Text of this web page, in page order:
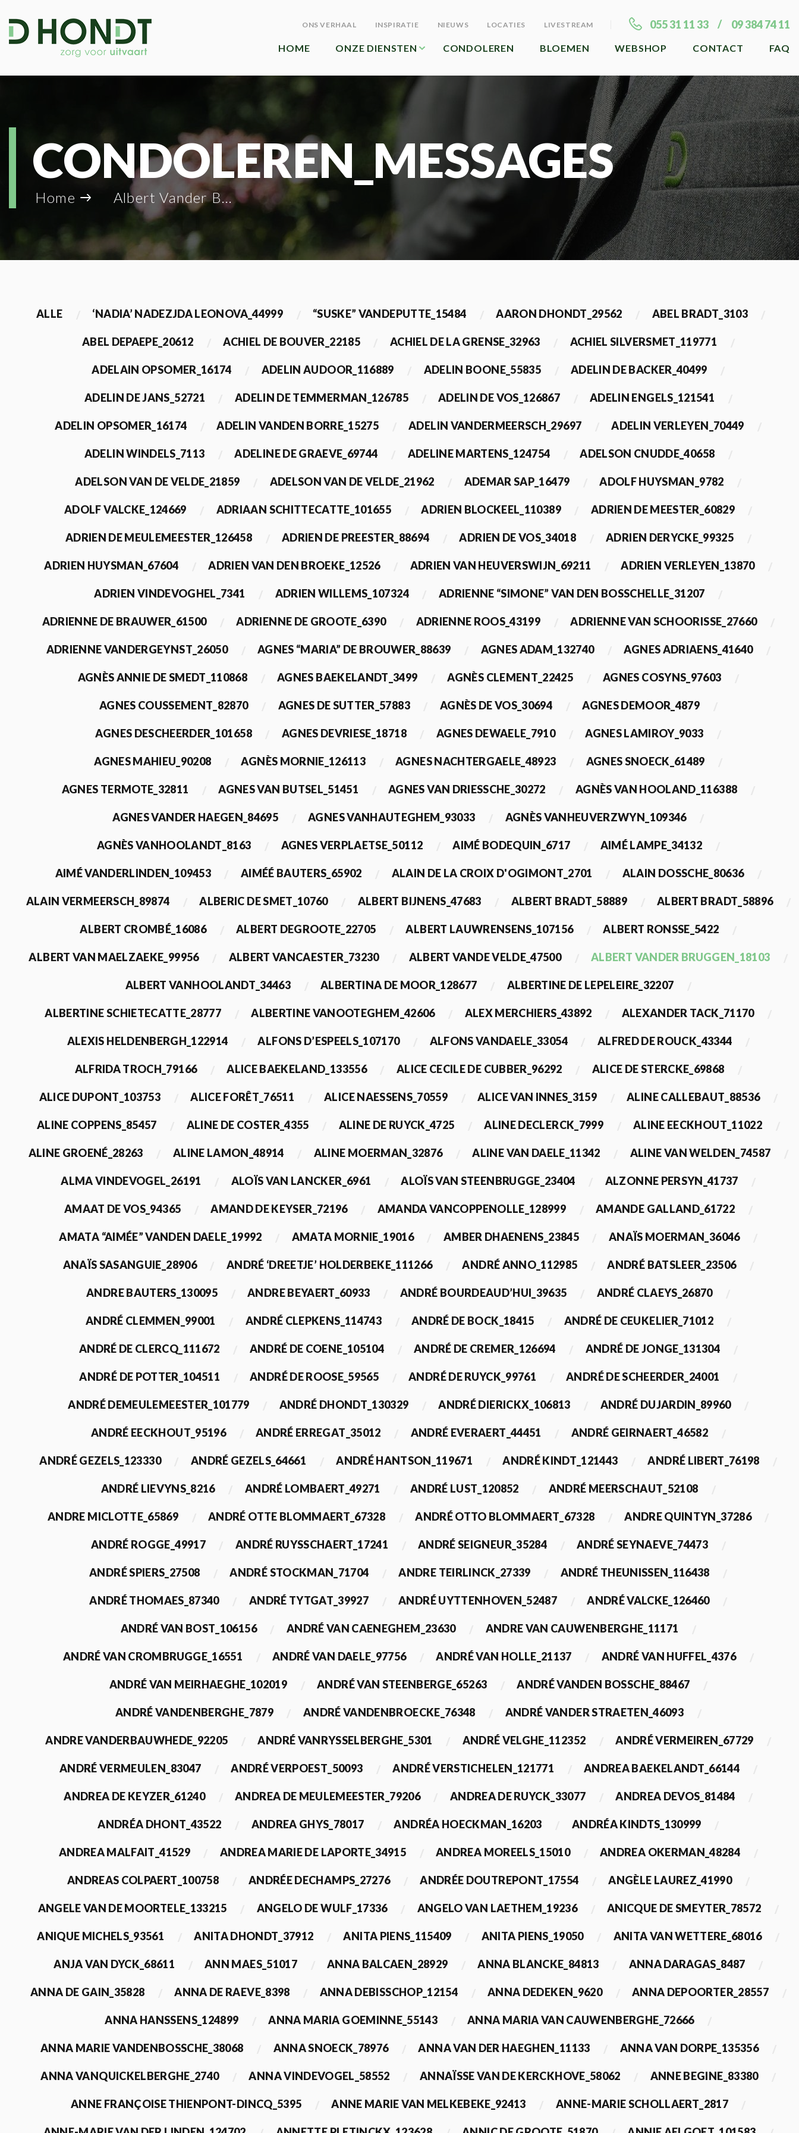
ONS VERHAAL INSPIRATIE NIEUWS LOCATIES LIVESTREAM 055 31 11 33 09 384 74 11
HOME ONZE DIENSTEN CONDOLEREN BLOEMEN WEBSHOP CONTACT FAQ
CONDOLEREN_MESSAGES
Home Albert Vander Bruggen_18103
ALLE ‘NADIA’ NADEZJDA LEONOVA_44999 “SUSKE” VANDEPUTTE_15484 AARON DHONDT_29562 ABEL BRADT_3103
ABEL DEPAEPE_20612 ACHIEL DE BOUVER_22185 ACHIEL DE LA GRENSE_32963 ACHIEL SILVERSMET_119771
ADELAIN OPSOMER_16174 ADELIN AUDOOR_116889 ADELIN BOONE_55835 ADELIN DE BACKER_40499
ADELIN DE JANS_52721 ADELIN DE TEMMERMAN_126785 ADELIN DE VOS_126867 ADELIN ENGELS_121541
ADELIN OPSOMER_16174 ADELIN VANDEN BORRE_15275 ADELIN VANDERMEERSCH_29697 ADELIN VERLEYEN_70449
ADELIN WINDELS_7113 ADELINE DE GRAEVE_69744 ADELINE MARTENS_124754 ADELSON CNUDDE_40658
ADELSON VAN DE VELDE_21859 ADELSON VAN DE VELDE_21962 ADEMAR SAP_16479 ADOLF HUYSMAN_9782
ADOLF VALCKE_124669 ADRIAAN SCHITTECATTE_101655 ADRIEN BLOCKEEL_110389 ADRIEN DE MEESTER_60829
ADRIEN DE MEULEMEESTER_126458 ADRIEN DE PREESTER_88694 ADRIEN DE VOS_34018 ADRIEN DERYCKE_99325
ADRIEN HUYSMAN_67604 ADRIEN VAN DEN BROEKE_12526 ADRIEN VAN HEUVERSWIJN_69211 ADRIEN VERLEYEN_13870
ADRIEN VINDEVOGHEL_7341 ADRIEN WILLEMS_107324 ADRIENNE “SIMONE” VAN DEN BOSSCHELLE_31207
ADRIENNE DE BRAUWER_61500 ADRIENNE DE GROOTE_6390 ADRIENNE ROOS_43199 ADRIENNE VAN SCHOORISSE_27660
ADRIENNE VANDERGEYNST_26050 AGNES “MARIA” DE BROUWER_88639 AGNES ADAM_132740 AGNES ADRIAENS_41640
AGNÈS ANNIE DE SMEDT_110868 AGNES BAEKELANDT_3499 AGNÈS CLEMENT_22425 AGNES COSYNS_97603
AGNES COUSSEMENT_82870 AGNES DE SUTTER_57883 AGNÈS DE VOS_30694 AGNES DEMOOR_4879
AGNES DESCHEERDER_101658 AGNES DEVRIESE_18718 AGNES DEWAELE_7910 AGNES LAMIROY_9033
AGNES MAHIEU_90208 AGNÈS MORNIE_126113 AGNES NACHTERGAELE_48923 AGNES SNOECK_61489
AGNES TERMOTE_32811 AGNES VAN BUTSEL_51451 AGNES VAN DRIESSCHE_30272 AGNÈS VAN HOOLAND_116388
AGNES VANDER HAEGEN_84695 AGNES VANHAUTEGHEM_93033 AGNÈS VANHEUVERZWYN_109346
AGNÈS VANHOOLANDT_8163 AGNES VERPLAETSE_50112 AIMÉ BODEQUIN_6717 AIMÉ LAMPE_34132
AIMÉ VANDERLINDEN_109453 AIMÉÉ BAUTERS_65902 ALAIN DE LA CROIX D'OGIMONT_2701 ALAIN DOSSCHE_80636
ALAIN VERMEERSCH_89874 ALBERIC DE SMET_10760 ALBERT BIJNENS_47683 ALBERT BRADT_58889 ALBERT BRADT_58896
ALBERT CROMBÉ_16086 ALBERT DEGROOTE_22705 ALBERT LAUWRENSENS_107156 ALBERT RONSSE_5422
ALBERT VAN MAELZAEKE_99956 ALBERT VANCAESTER_73230 ALBERT VANDE VELDE_47500 ALBERT VANDER BRUGGEN_18103
ALBERT VANHOOLANDT_34463 ALBERTINA DE MOOR_128677 ALBERTINE DE LEPELEIRE_32207
ALBERTINE SCHIETECATTE_28777 ALBERTINE VANOOTEGHEM_42606 ALEX MERCHIERS_43892 ALEXANDER TACK_71170
ALEXIS HELDENBERGH_122914 ALFONS D’ESPEELS_107170 ALFONS VANDAELE_33054 ALFRED DE ROUCK_43344
ALFRIDA TROCH_79166 ALICE BAEKELAND_133556 ALICE CECILE DE CUBBER_96292 ALICE DE STERCKE_69868
ALICE DUPONT_103753 ALICE FORÊT_76511 ALICE NAESSENS_70559 ALICE VAN INNES_3159 ALINE CALLEBAUT_88536
ALINE COPPENS_85457 ALINE DE COSTER_4355 ALINE DE RUYCK_4725 ALINE DECLERCK_7999 ALINE EECKHOUT_11022
ALINE GROENÉ_28263 ALINE LAMON_48914 ALINE MOERMAN_32876 ALINE VAN DAELE_11342 ALINE VAN WELDEN_74587
ALMA VINDEVOGEL_26191 ALOÏS VAN LANCKER_6961 ALOÏS VAN STEENBRUGGE_23404 ALZONNE PERSYN_41737
AMAAT DE VOS_94365 AMAND DE KEYSER_72196 AMANDA VANCOPPENOLLE_128999 AMANDE GALLAND_61722
AMATA “AIMÉE” VANDEN DAELE_19992 AMATA MORNIE_19016 AMBER DHAENENS_23845 ANAÏS MOERMAN_36046
ANAÏS SASANGUIE_28906 ANDRÉ ‘DREETJE’ HOLDERBEKE_111266 ANDRÉ ANNO_112985 ANDRÉ BATSLEER_23506
ANDRE BAUTERS_130095 ANDRE BEYAERT_60933 ANDRÉ BOURDEAUD’HUI_39635 ANDRÉ CLAEYS_26870
ANDRÉ CLEMMEN_99001 ANDRÉ CLEPKENS_114743 ANDRÉ DE BOCK_18415 ANDRÉ DE CEUKELIER_71012
ANDRÉ DE CLERCQ_111672 ANDRÉ DE COENE_105104 ANDRÉ DE CREMER_126694 ANDRÉ DE JONGE_131304
ANDRÉ DE POTTER_104511 ANDRÉ DE ROOSE_59565 ANDRÉ DE RUYCK_99761 ANDRÉ DE SCHEERDER_24001
ANDRÉ DEMEULEMEESTER_101779 ANDRÉ DHONDT_130329 ANDRÉ DIERICKX_106813 ANDRÉ DUJARDIN_89960
ANDRÉ EECKHOUT_95196 ANDRÉ ERREGAT_35012 ANDRÉ EVERAERT_44451 ANDRÉ GEIRNAERT_46582
ANDRÉ GEZELS_123330 ANDRÉ GEZELS_64661 ANDRÉ HANTSON_119671 ANDRÉ KINDT_121443 ANDRÉ LIBERT_76198
ANDRÉ LIEVYNS_8216 ANDRÉ LOMBAERT_49271 ANDRÉ LUST_120852 ANDRÉ MEERSCHAUT_52108
ANDRE MICLOTTE_65869 ANDRÉ OTTE BLOMMAERT_67328 ANDRÉ OTTO BLOMMAERT_67328 ANDRE QUINTYN_37286
ANDRÉ ROGGE_49917 ANDRÉ RUYSSCHAERT_17241 ANDRÉ SEIGNEUR_35284 ANDRÉ SEYNAEVE_74473
ANDRÉ SPIERS_27508 ANDRÉ STOCKMAN_71704 ANDRE TEIRLINCK_27339 ANDRÉ THEUNISSEN_116438
ANDRÉ THOMAES_87340 ANDRÉ TYTGAT_39927 ANDRÉ UYTTENHOVEN_52487 ANDRÉ VALCKE_126460
ANDRÉ VAN BOST_106156 ANDRÉ VAN CAENEGHEM_23630 ANDRE VAN CAUWENBERGHE_11171
ANDRÉ VAN CROMBRUGGE_16551 ANDRÉ VAN DAELE_97756 ANDRÉ VAN HOLLE_21137 ANDRÉ VAN HUFFEL_4376
ANDRÉ VAN MEIRHAEGHE_102019 ANDRÉ VAN STEENBERGE_65263 ANDRÉ VANDEN BOSSCHE_88467
ANDRÉ VANDENBERGHE_7879 ANDRÉ VANDENBROECKE_76348 ANDRÉ VANDER STRAETEN_46093
ANDRE VANDERBAUWHEDE_92205 ANDRÉ VANRYSSELBERGHE_5301 ANDRÉ VELGHE_112352 ANDRÉ VERMEIREN_67729
ANDRÉ VERMEULEN_83047 ANDRÉ VERPOEST_50093 ANDRÉ VERSTICHELEN_121771 ANDREA BAEKELANDT_66144
ANDREA DE KEYZER_61240 ANDREA DE MEULEMEESTER_79206 ANDREA DE RUYCK_33077 ANDREA DEVOS_81484
ANDRÉA DHONT_43522 ANDREA GHYS_78017 ANDRÉA HOECKMAN_16203 ANDRÉA KINDTS_130999
ANDREA MALFAIT_41529 ANDREA MARIE DE LAPORTE_34915 ANDREA MOREELS_15010 ANDREA OKERMAN_48284
ANDREAS COLPAERT_100758 ANDRÉE DECHAMPS_27276 ANDRÉE DOUTREPONT_17554 ANGÈLE LAUREZ_41990
ANGELE VAN DE MOORTELE_133215 ANGELO DE WULF_17336 ANGELO VAN LAETHEM_19236 ANICQUE DE SMEYTER_78572
ANIQUE MICHELS_93561 ANITA DHONDT_37912 ANITA PIENS_115409 ANITA PIENS_19050 ANITA VAN WETTERE_68016
ANJA VAN DYCK_68611 ANN MAES_51017 ANNA BALCAEN_28929 ANNA BLANCKE_84813 ANNA DARAGAS_8487
ANNA DE GAIN_35828 ANNA DE RAEVE_8398 ANNA DEBISSCHOP_12154 ANNA DEDEKEN_9620 ANNA DEPOORTER_28557
ANNA HANSSENS_124899 ANNA MARIA GOEMINNE_55143 ANNA MARIA VAN CAUWENBERGHE_72666
ANNA MARIE VANDENBOSSCHE_38068 ANNA SNOECK_78976 ANNA VAN DER HAEGHEN_11133 ANNA VAN DORPE_135356
ANNA VANQUICKELBERGHE_2740 ANNA VINDEVOGEL_58552 ANNAÏSSE VAN DE KERCKHOVE_58062 ANNE BEGINE_83380
ANNE FRANÇOISE THIENPONT-DINCQ_5395 ANNE MARIE VAN MELKEBEKE_92413 ANNE-MARIE SCHOLLAERT_2817